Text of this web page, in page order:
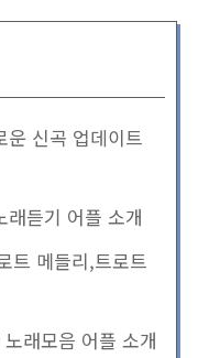
신곡 업데이트
듣기 어플 소개
트 메들리,트로트
래모음 어플 소개